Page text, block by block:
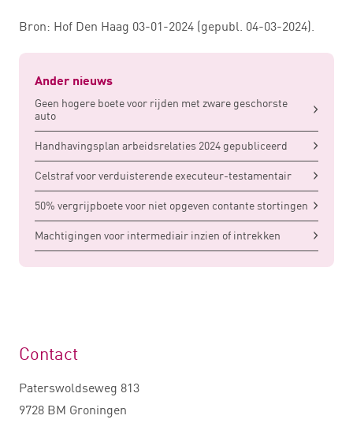
Bron: Hof Den Haag 03-01-2024 (gepubl. 04-03-2024).
Ander nieuws
Geen hogere boete voor rijden met zware geschorste
auto
Handhavingsplan arbeidsrelaties 2024 gepubliceerd
Celstraf voor verduisterende executeur-testamentair
50% vergrijpboete voor niet opgeven contante stortingen
Machtigingen voor intermediair inzien of intrekken
Contact
Paterswoldseweg 813
9728 BM Groningen